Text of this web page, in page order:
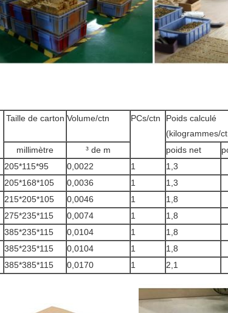
Taille de carton Volume/ctn PCs/ctn
Poids calculé
(kilogrammes/
millimètre
³ de m poids net
205*115*95 0,0022 1
1,3
205*168*105 0,0036 1
1,3
215*205*105 0,0046 1
1,8
275*235*115 0,0074 1
1,8
385*235*115 0,0104 1
1,8
385*235*115 0,0104 1
1,8
385*385*115 0,0170 1 2,1